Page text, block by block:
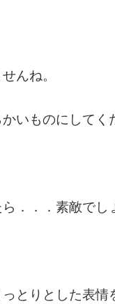
んね。
いものにしてく
．．．素敵でし
とりとした表情